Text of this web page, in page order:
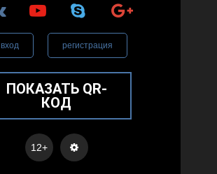
вход регистрация
ПОКАЗАТЬ QR-
КОД
12+